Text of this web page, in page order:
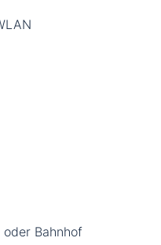
Bahnhof